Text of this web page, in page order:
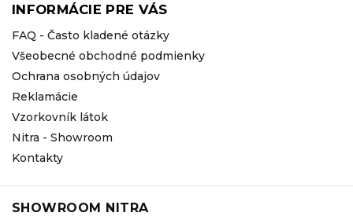
INFORMÁCIE PRE VÁS
FAQ - Často kladené otázky
Všeobecné obchodné podmienky
Ochrana osobných údajov
Reklamácie
Vzorkovník látok
Nitra - Showroom
Kontakty
SHOWROOM NITRA